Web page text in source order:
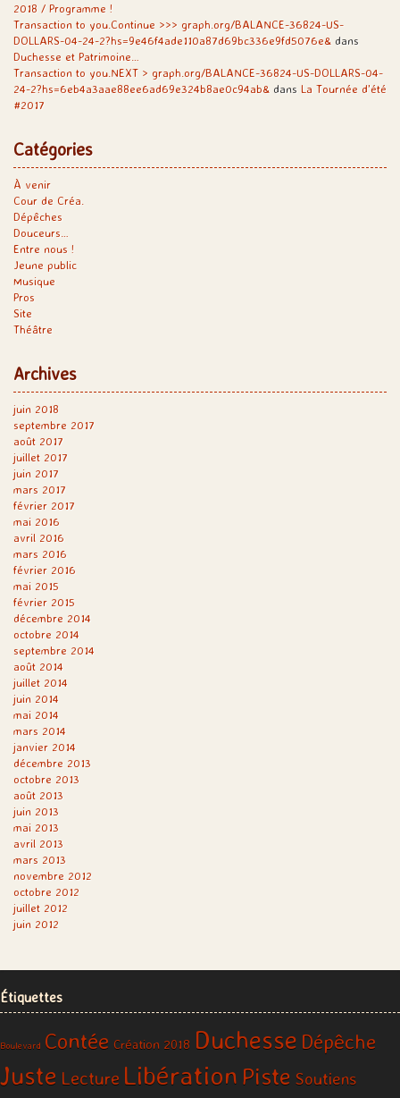
2018 / Programme !
Transaction to you.Continue >>> graph.org/BALANCE-36824-US-
DOLLARS-04-24-2?hs=9e46f4ade110a87d69bc336e9fd5076e& dans
Duchesse et Patrimoine…
Transaction to you.NEXT > graph.org/BALANCE-36824-US-DOLLARS-04-
24-2?hs=6eb4a3aae88ee6ad69e324b8ae0c94ab& dans La Tournée d’été
#2017
Catégories
À venir
Cour de Créa.
Dépêches
Douceurs…
Entre nous !
Jeune public
Musique
Pros
Site
Théâtre
Archives
juin 2018
septembre 2017
août 2017
juillet 2017
juin 2017
mars 2017
février 2017
mai 2016
avril 2016
mars 2016
février 2016
mai 2015
février 2015
décembre 2014
octobre 2014
septembre 2014
août 2014
juillet 2014
juin 2014
mai 2014
mars 2014
janvier 2014
décembre 2013
octobre 2013
août 2013
juin 2013
mai 2013
avril 2013
mars 2013
novembre 2012
octobre 2012
juillet 2012
juin 2012
Étiquettes
Boulevard Contée Création 2018 Duchesse Dépêche
Juste Lecture Libération Piste Soutiens